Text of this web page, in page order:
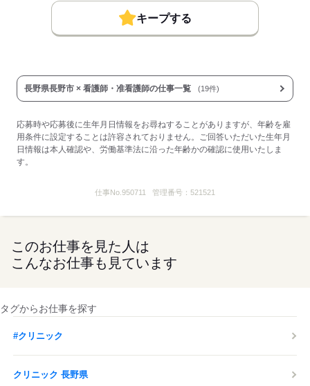
・インフルエンザ予防接種
・産業医による健康サポート窓口
・新人研修等の研修制度あり
■受動喫煙防止措置：
敷地内禁煙
応募する
キープする
長野県長野市 × 看護師・准看護師の仕事一覧 (19件)
応募時や応募後に生年月日情報をお尋ねすることがありますが、年齢を雇
用条件に設定することは許容されておりません。ご回答いただいた生年月
日情報は本人確認や、労働基準法に沿った年齢かの確認に使用いたしま
す。
仕事No. 950711 管理番号：521521
このお仕事を見た人は
こんなお仕事も見ています
タグからお仕事を探す
#クリニック
クリニック 長野県